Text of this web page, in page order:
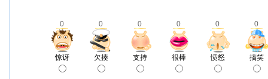
0 0 0 0 0 0
惊讶 欠揍 支持 很棒 愤怒 搞笑